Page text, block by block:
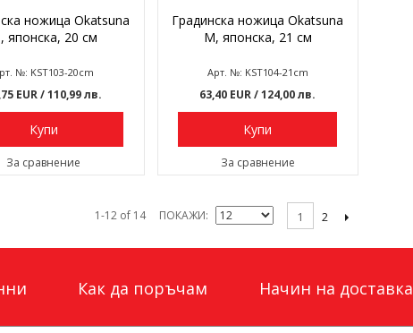
ножица Okatsuna
японска, 20 см
№: KST103-20cm
EUR/ 110,99 лв.
Купи
За сравнение
Градинска ножица Okatsuna
M, японска, 21 см
Арт. №: KST104-21cm
63,40 EUR/ 124,00 лв.
Купи
За сравнение
1-12 of 14 ПОКАЖИ 1 2
Как да поръчам Начин на доставка